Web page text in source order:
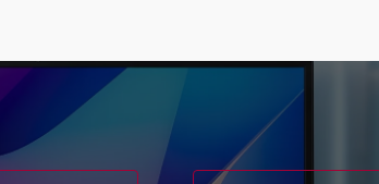
от 80 мин от 2250 ₽
от 40 мин от 950 ₽